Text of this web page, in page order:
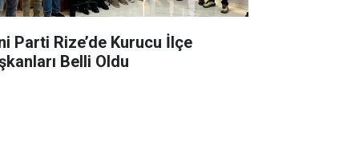
Parti Rize’de Kurucu İlçe
Belli Oldu